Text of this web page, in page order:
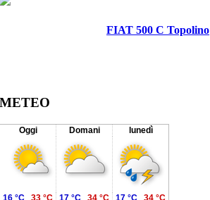
FIAT 500 C Topolino
METEO
Oggi Domani lunedì
16 °C 33 °C 17 °C 34 °C 17 °C 34 °C